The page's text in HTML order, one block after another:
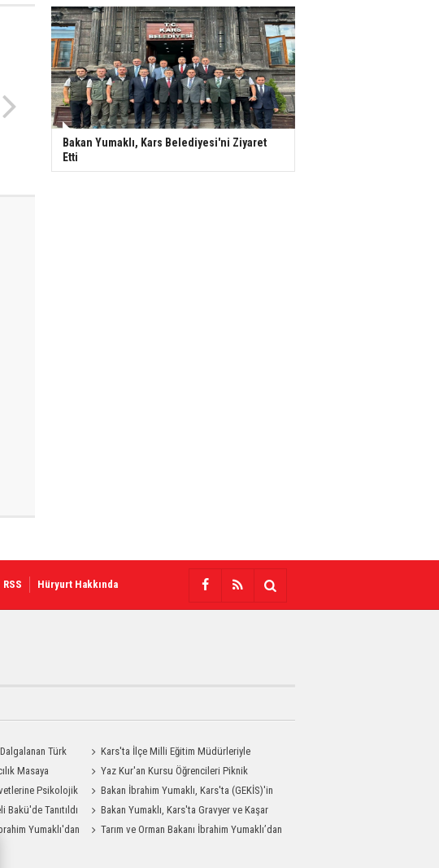
Bakan Yumaklı, Kars Belediyesi'ni Ziyaret
Etti
RSS Hüryurt Hakkında
Türk
Topladı
Kars'ta İlçe Milli Eğitim Müdürleriyle
Değerlendirme Toplantısı
Masaya
Yaz Kur'an Kursu Öğrencileri Piknik
Coşkusu Yaşadı
Psikolojik
Bakan İbrahim Yumaklı, Kars'ta (GEKİS)'in
ilk uygulamasını başlattı
Bakü'de Tanıtıldı
Bakan Yumaklı, Kars'ta Gravyer ve Kaşar
Üretim Tesisini Ziyaret Etti
Yumaklı'dan
Tarım ve Orman Bakanı İbrahim Yumaklı’dan